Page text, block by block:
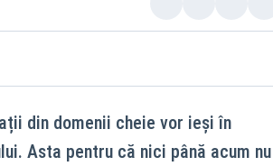
din domenii cheie vor ieși în
Asta pentru că nici până acum nu